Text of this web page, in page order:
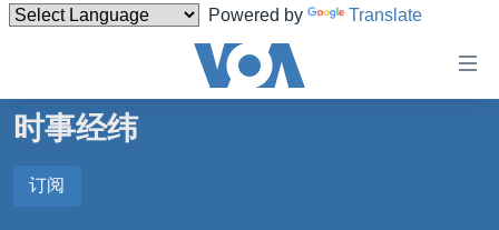
Powered by Translate
碍
主页
美国
时事经纬
订阅